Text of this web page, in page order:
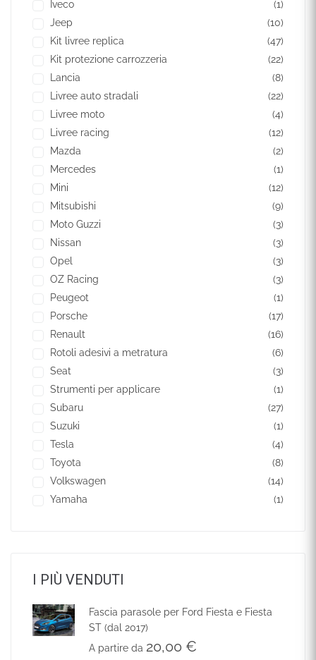
Iveco
(1)
Jeep
(10)
Kit livree replica
(47)
Kit protezione carrozzeria
(22)
Lancia
(8)
Livree auto stradali
(22)
Livree moto
(4)
Livree racing
(12)
Mazda
(2)
Mercedes
(1)
Mini
(12)
Mitsubishi
(9)
Moto Guzzi
(3)
Nissan
(3)
Opel
(3)
OZ Racing
(3)
Peugeot
(1)
Porsche
(17)
Renault
(16)
Rotoli adesivi a metratura
(6)
Seat
(3)
Strumenti per applicare
(1)
Subaru
(27)
Suzuki
(1)
Tesla
(4)
Toyota
(8)
Volkswagen
(14)
Yamaha
(1)
I PIÙ VENDUTI
Fascia parasole per Ford Fiesta e Fiesta
ST (dal 2017)
A partire da 20,00 €